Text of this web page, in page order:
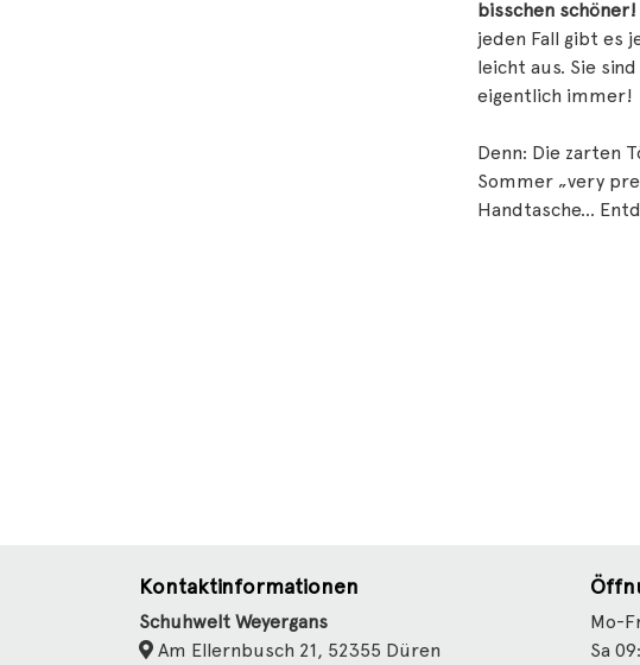
bisschen schöner!
jeden Fall gibt es
leicht aus. Sie
eigentlich immer!
Denn: Die zarten
Sommer „very
Handtasche…
Kontaktinformationen
Schuhwelt Weyergans
Am Ellernbusch 21, 52355 Düren
Mo-
Sa